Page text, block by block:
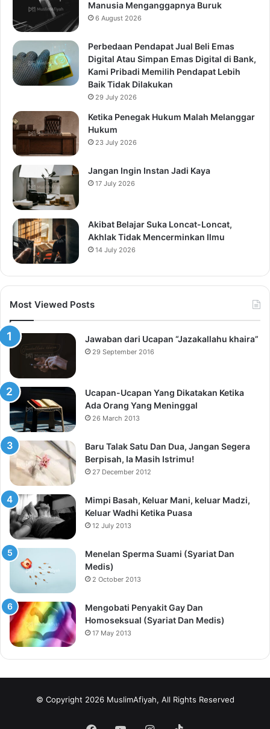
Manusia Menganggapnya Buruk
6 August 2026
Perbedaan Pendapat Jual Beli Emas
Digital Atau Simpan Emas Digital di Bank,
Kami Pribadi Memilih Pendapat Lebih
Baik Tidak Dilakukan
29 July 2026
Ketika Penegak Hukum Malah Melanggar
Hukum
23 July 2026
Jangan Ingin Instan Jadi Kaya
17 July 2026
Akibat Belajar Suka Loncat-Loncat,
Akhlak Tidak Mencerminkan Ilmu
14 July 2026
Most Viewed Posts
Jawaban dari Ucapan “Jazakallahu khaira”
29 September 2016
Ucapan-Ucapan Yang Dikatakan Ketika
Ada Orang Yang Meninggal
26 March 2013
Baru Talak Satu Dan Dua, Jangan Segera
Berpisah, Ia Masih Istrimu!
27 December 2012
Mimpi Basah, Keluar Mani, keluar Madzi,
Keluar Wadhi Ketika Puasa
12 July 2013
Menelan Sperma Suami (Syariat Dan
Medis)
2 October 2013
Mengobati Penyakit Gay Dan
Homoseksual (Syariat Dan Medis)
17 May 2013
© Copyright 2026 MuslimAfiyah, All Rights Reserved